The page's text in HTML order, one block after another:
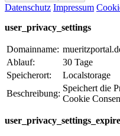
Datenschutz Impressum
user_privacy_settings
Domainname:
Ablauf:
30 Tage
Speicherort:
Localstorage
Beschreibung:
Speichert die
Cookie